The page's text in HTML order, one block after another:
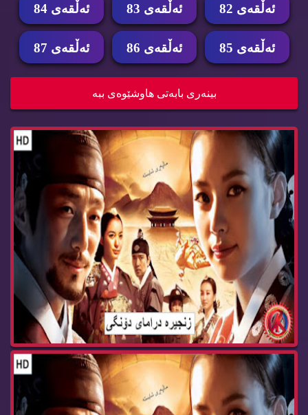
ئه‌ڵقه‌ی 82 ئه‌ڵقه‌ی 83 ئه‌ڵقه‌ی 84
ئه‌ڵقه‌ی 85 ئه‌ڵقه‌ی 86 ئه‌ڵقه‌ی 87
بینه‌ری بابه‌تی هاوشێوه‌ی ببه‌
زنجیره‌ درامای دۆنگی ئه‌ڵقه‌ی 80 dramay dongy
زنجیره‌ درامای دۆنگی ئه‌ڵقه‌ی 79 dramay dongy